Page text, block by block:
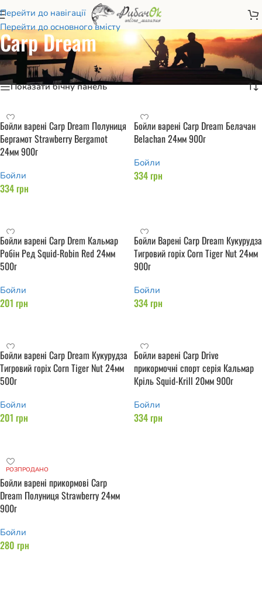
Перейти до навігації
Перейти до основного вмісту
Carp Dream
Головна/Carp Dream Відображаються усі з 7 результатів
Показати бічну панель
Бойли варені Carp Dream Полуниця
Бергамот Strawberry Bergamot
24мм 900г
Бойли
334грн
Бойли варені Carp Dream Белачан
Belachan 24мм 900г
Бойли
334грн
Бойли варені Carp Drem Кальмар
Робін Ред Squid-Robin Red 24мм
500г
Бойли
201 грн
Бойли Варені Carp Dream Кукурудза
Тигровий горіх Corn Tiger Nut 24мм
900г
Бойли
334грн
Бойли варені Carp Dream Кукурудза
Тигровий горіх Corn Tiger Nut 24мм
500г
Бойли
201 грн
Бойли варені Carp Drive
прикормочні спорт серія Кальмар
Кріль Squid-Krill 20мм 900г
Бойли
334грн
РОЗПРОДАНО
Бойли варені прикормові Carp
Dream Полуниця Strawberry 24мм
900г
Бойли
280 грн